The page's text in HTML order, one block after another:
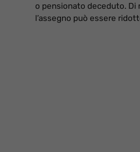
o pensionato deceduto. Di
l’assegno può essere